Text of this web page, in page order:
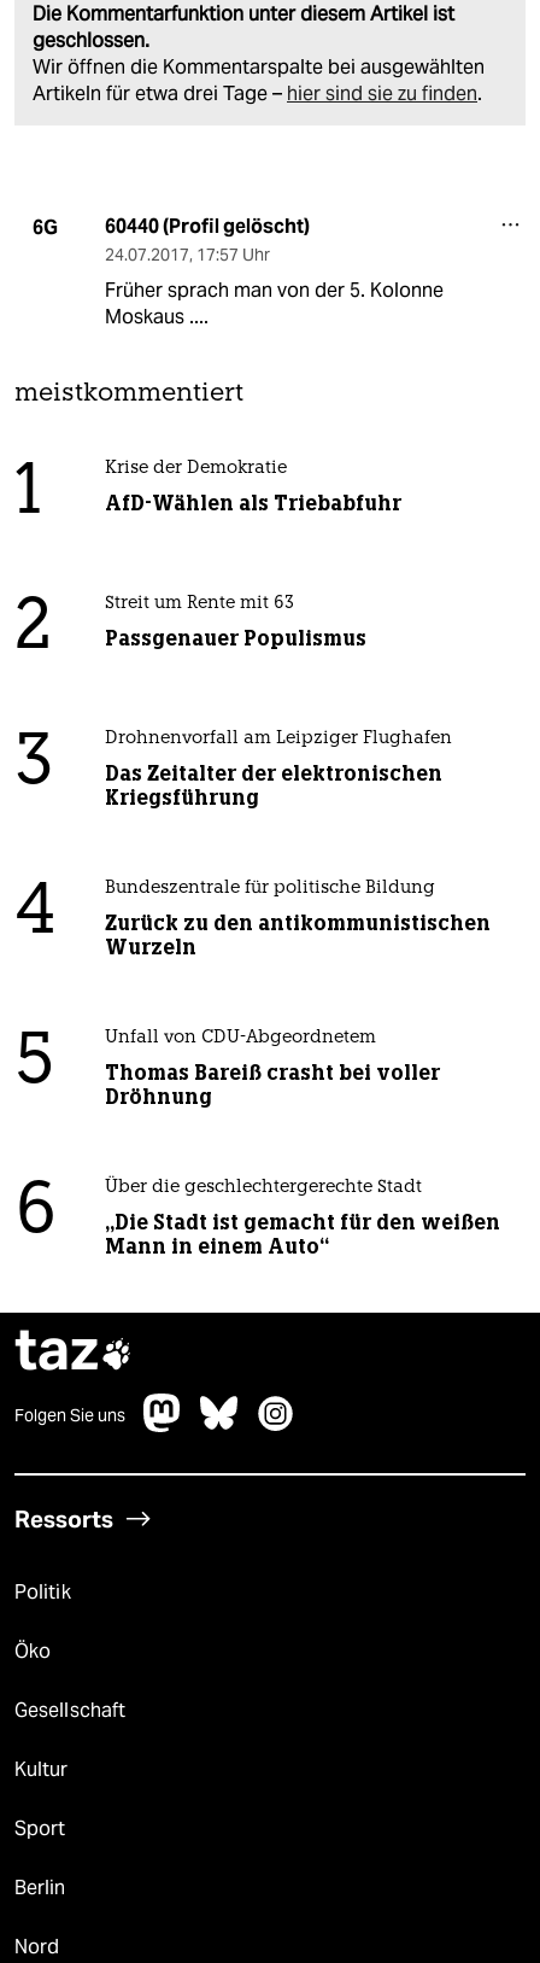
Die Kommentarfunktion unter diesem Artikel ist
geschlossen.
Wir öffnen die Kommentarspalte bei ausgewählten
Artikeln für etwa drei Tage – hier sind sie zu finden.
6G 60440 (Profil gelöscht)
24.07.2017, 17:57 Uhr
Früher sprach man von der 5. Kolonne
Moskaus ....
meistkommentiert
1 Krise der Demokratie
AfD-Wählen als Triebabfuhr
2 Streit um Rente mit 63
Passgenauer Populismus
3 Drohnenvorfall am Leipziger Flughafen
Das Zeitalter der elektronischen
Kriegsführung
4 Bundeszentrale für politische Bildung
Zurück zu den antikommunistischen
Wurzeln
5 Unfall von CDU-Abgeordnetem
Thomas Bareiß crasht bei voller
Dröhnung
6 Über die geschlechtergerechte Stadt
„Die Stadt ist gemacht für den weißen
Mann in einem Auto“
taz
Folgen Sie uns
Ressorts
Politik
Öko
Gesellschaft
Kultur
Sport
Berlin
Nord